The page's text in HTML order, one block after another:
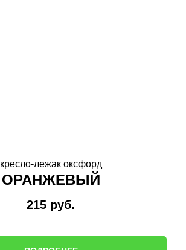
кресло-лежак оксфорд
ОРАНЖЕВЫЙ
215 руб.